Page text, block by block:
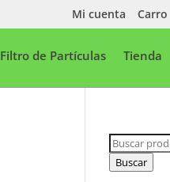
Mi cuenta Carro
Filtro de Partículas Tienda
Buscar
por:
Buscar